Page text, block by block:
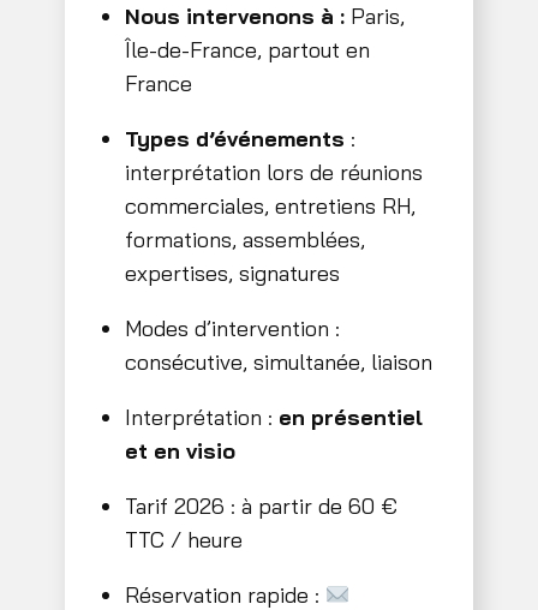
Nous intervenons à : Paris,
Île-de-France, partout en
France
Types d’événements :
interprétation lors de réunions
commerciales, entretiens RH,
formations, assemblées,
expertises, signatures
Modes d’intervention :
consécutive, simultanée, liaison
Interprétation : en présentiel
et en visio
Tarif 2026 : à partir de 60 €
TTC / heure
Réservation rapide :